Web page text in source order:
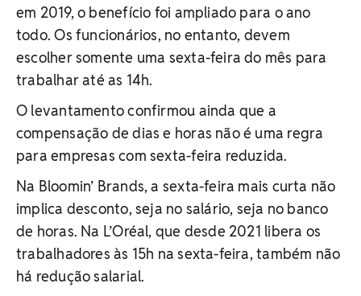
em 2019, o benefício foi ampliado para o ano
todo. Os funcionários, no entanto, devem
escolher somente uma sexta-feira do mês para
trabalhar até as 14h.
O levantamento confirmou ainda que a
compensação de dias e horas não é uma regra
para empresas com sexta-feira reduzida.
Na Bloomin’ Brands, a sexta-feira mais curta não
implica desconto, seja no salário, seja no banco
de horas. Na L’Oréal, que desde 2021 libera os
trabalhadores às 15h na sexta-feira, também não
há redução salarial.